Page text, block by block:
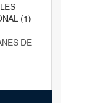
–
(1)
DE